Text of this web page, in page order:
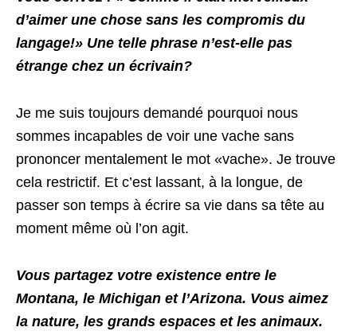
d’aimer une chose sans les compromis du
langage!» Une telle phrase n’est-elle pas
étrange chez un écrivain?
Je me suis toujours demandé pourquoi nous
sommes incapables de voir une vache sans
prononcer mentalement le mot «vache». Je trouve
cela restrictif. Et c’est lassant, à la longue, de
passer son temps à écrire sa vie dans sa tête au
moment même où l’on agit.
Vous partagez votre existence entre le
Montana, le Michigan et l’Arizona. Vous aimez
la nature, les grands espaces et les animaux.